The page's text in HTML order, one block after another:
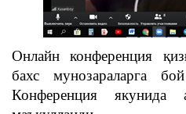
Онлайн конференция
бахс мунозараларга
Конференция якунида